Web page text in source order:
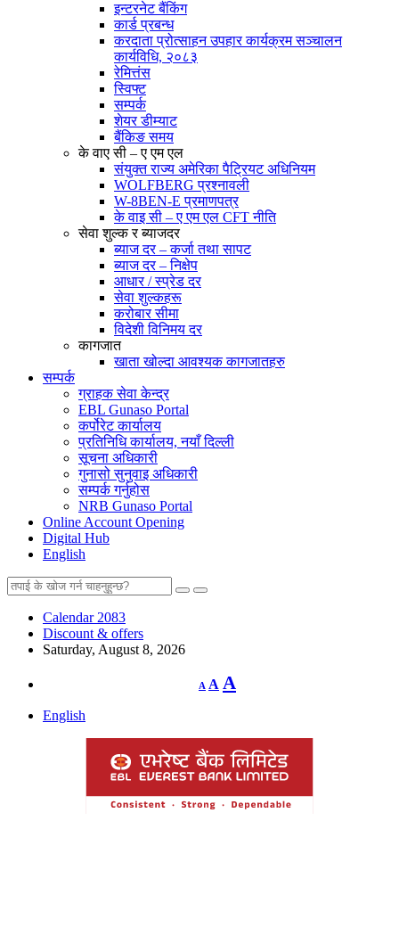
इन्टरनेट बैंकिंग
कार्ड प्रबन्ध
करदाता प्रोत्साहन उपहार कार्यक्रम सञ्चालन
कार्यविधि, २०८३
रेमित्तंस
स्विफ्ट
सम्पर्क
शेयर डीम्याट
बैंकिङ समय
के वाए सी – ए एम एल
संयुक्त राज्य अमेरिका पैट्रियट अधिनियम
WOLFBERG प्रश्नावली
W-8BEN-E प्रमाणपत्र
के वाइ सी – ए एम एल CFT नीति
सेवा शुल्क र ब्याजदर
ब्याज दर – कर्जा तथा सापट
ब्याज दर – निक्षेप
आधार / स्प्रेड दर
सेवा शुल्कहरू
करोबार सीमा
विदेशी विनिमय दर
कागजात
खाता खोल्दा आवश्यक कागजातहरु
सम्पर्क
ग्राहक सेवा केन्द्र
EBL Gunaso Portal
कर्पोरेट कार्यालय
प्रतिनिधि कार्यालय, नयाँ दिल्ली
सूचना अधिकारी
गुनासो सुनुवाइ अधिकारी
सम्पर्क गर्नुहोस
NRB Gunaso Portal
Online Account Opening
Digital Hub
English
Calendar 2083
Discount & offers
Saturday, August 8, 2026
A
Decrease
font
A Reset
font
A
English